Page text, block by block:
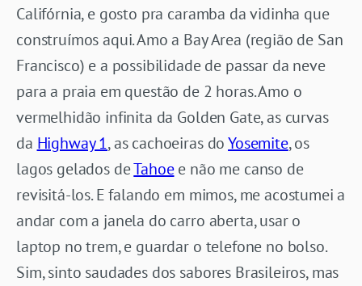
Califórnia, e gosto pra caramba da vidinha que
construímos aqui. Amo a Bay Area (região de San
Francisco) e a possibilidade de passar da neve
para a praia em questão de 2 horas. Amo o
vermelhidão infinita da Golden Gate, as curvas
da Highway 1, as cachoeiras doYosemite, os
lagos gelados deTahoee não me canso de
revisitá-los. E falando em mimos, me acostumei a
andar com a janela do carro aberta, usar o
laptop no trem, e guardar o telefone no bolso.
Sim, sinto saudades dos sabores Brasileiros, mas